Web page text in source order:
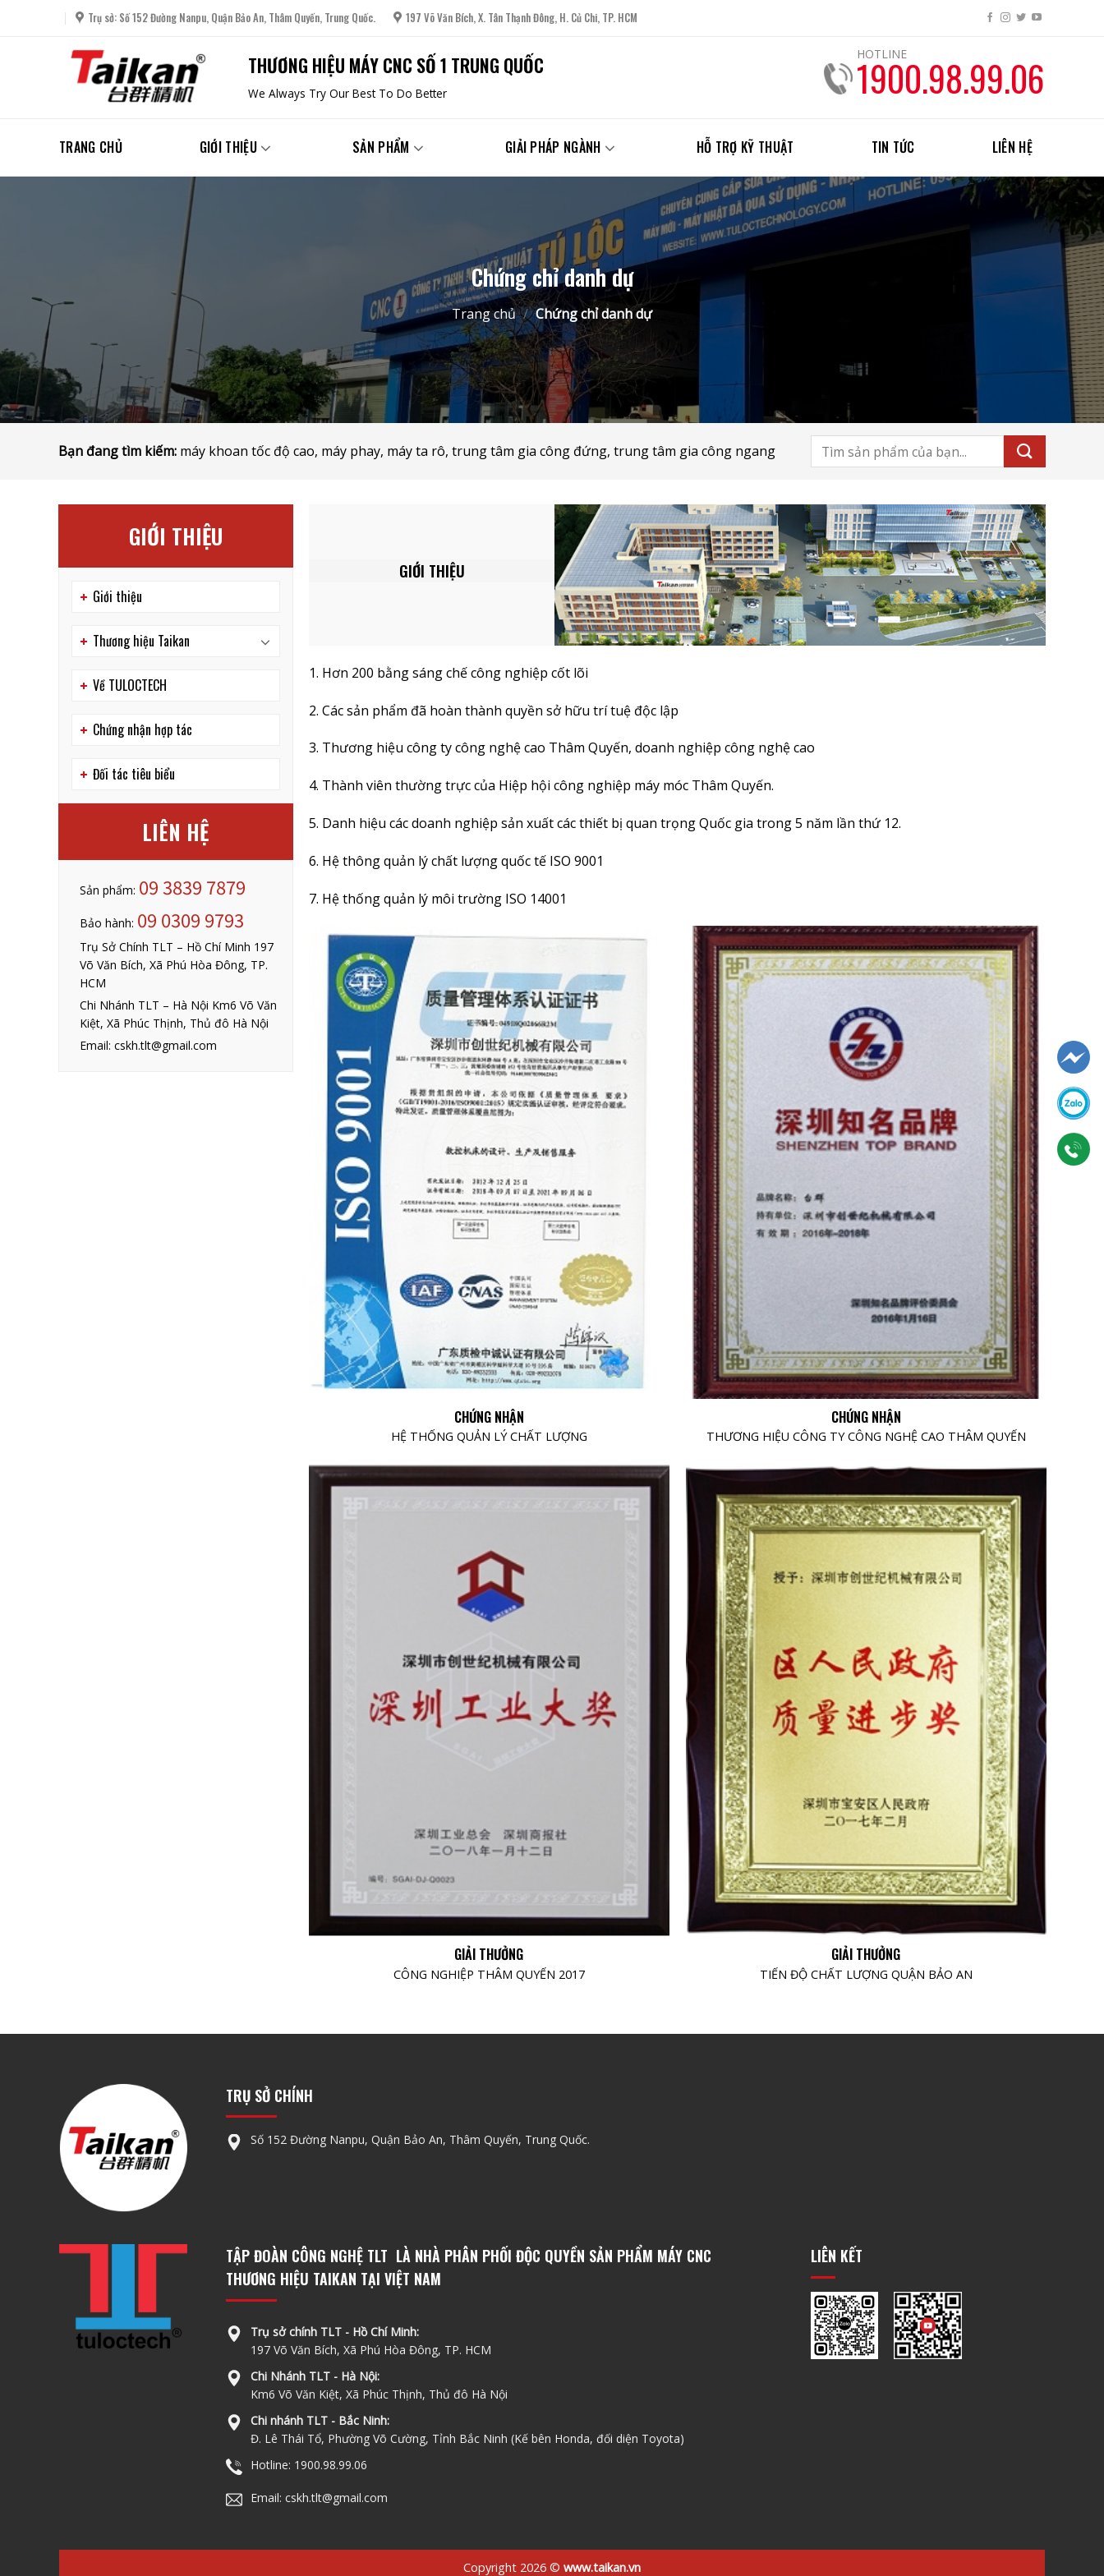
Trụ sở: Số 152 Đường Nanpu, Quận Bảo An, Thâm Quyến, Trung Quốc. 197 Võ Văn Bích, X. Tân Thạnh Đông, H. Củ Chi, TP. HCM
THƯƠNG HIỆU MÁY CNC SỐ 1 TRUNG QUỐC
We Always Try Our Best To Do Better
HOTLINE
1900.98.99.06
TRANG CHỦ GIỚI THIỆU SẢN PHẨM GIẢI PHÁP NGÀNH HỖ TRỢ KỸ THUẬT TIN TỨC LIÊN HỆ
Chứng chỉ danh dự
Trang chủ / Chứng chỉ danh dự
Bạn đang tìm kiếm: máy khoan tốc độ cao, máy phay, máy ta rô, trung tâm gia công đứng, trung tâm gia công ngang
Tìm
kiếm:
GIỚI THIỆU
Giới thiệu
Thương hiệu Taikan
Về TULOCTECH
Chứng nhận hợp tác
Đối tác tiêu biểu
LIÊN HỆ
Sản phẩm: 09 3839 7879
Bảo hành: 09 0309 9793
Trụ Sở Chính TLT – Hồ Chí Minh 197
Võ Văn Bích, Xã Phú Hòa Đông, TP.
HCM
Chi Nhánh TLT – Hà Nội Km6 Võ Văn
Kiệt, Xã Phúc Thịnh, Thủ đô Hà Nội
Email: cskh.tlt@gmail.com
GIỚI THIỆU
1. Hơn 200 bằng sáng chế công nghiệp cốt lõi
2. Các sản phẩm đã hoàn thành quyền sở hữu trí tuệ độc lập
3. Thương hiệu công ty công nghệ cao Thâm Quyến, doanh nghiệp công nghệ cao
4. Thành viên thường trực của Hiệp hội công nghiệp máy móc Thâm Quyến.
5. Danh hiệu các doanh nghiệp sản xuất các thiết bị quan trọng Quốc gia trong 5 năm lần thứ 12.
6. Hệ thông quản lý chất lượng quốc tế ISO 9001
7. Hệ thống quản lý môi trường ISO 14001
CHỨNG NHẬN
HỆ THỐNG QUẢN LÝ CHẤT LƯỢNG
GIẢI THƯỞNG
CÔNG NGHIỆP THÂM QUYẾN 2017
CHỨNG NHẬN
THƯƠNG HIỆU CÔNG TY CÔNG NGHỆ CAO THÂM QUYẾN
GIẢI THƯỞNG
TIẾN ĐỘ CHẤT LƯỢNG QUẬN BẢO AN
TRỤ SỞ CHÍNH
Số 152 Đường Nanpu, Quận Bảo An, Thâm Quyến, Trung Quốc.
TẬP ĐOÀN CÔNG NGHỆ TLT LÀ NHÀ PHÂN PHỐI ĐỘC QUYỀN SẢN PHẨM MÁY CNC
THƯƠNG HIỆU TAIKAN TẠI VIỆT NAM
Trụ sở chính TLT - Hồ Chí Minh:
197 Võ Văn Bích, Xã Phú Hòa Đông, TP. HCM
Chi Nhánh TLT - Hà Nội:
Km6 Võ Văn Kiệt, Xã Phúc Thịnh, Thủ đô Hà Nội
Chi nhánh TLT - Bắc Ninh:
Đ. Lê Thái Tổ, Phường Võ Cường, Tỉnh Bắc Ninh (Kế bên Honda, đối diện Toyota)
Hotline: 1900.98.99.06
Email: cskh.tlt@gmail.com
LIÊN KẾT
Copyright 2026 © www.taikan.vn